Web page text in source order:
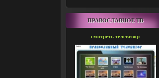
ПРАВОСЛАВНОЕ ТВ
смотреть телевизор